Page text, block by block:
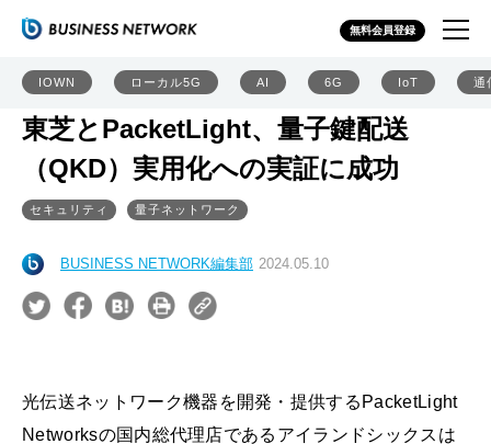
無料会員登録
IOWN ローカル5G AI 6G IoT 通
東芝とPacketLight、量子鍵配送
（QKD）実用化への実証に成功
セキュリティ 量子ネットワーク
BUSINESS NETWORK編集部 2024.05.10
光伝送ネットワーク機器を開発・提供するPacketLight
Networksの国内総代理店であるアイランドシックスは